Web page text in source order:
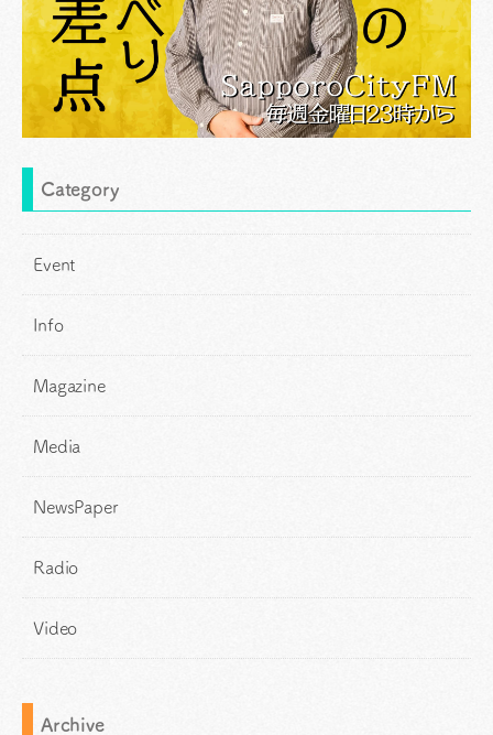
Category
Event
Info
Magazine
Media
NewsPaper
Radio
Video
Archive